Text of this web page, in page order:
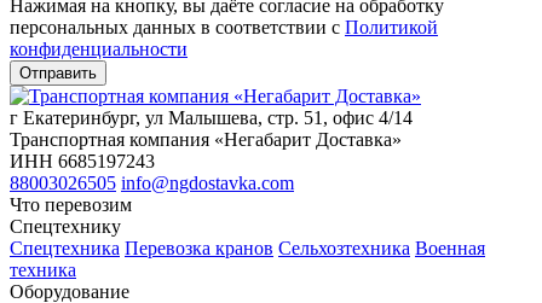
Нажимая на кнопку, вы даёте согласие на обработку
персональных данных в соответствии c Политикой
конфиденциальности
г Екатеринбург, ул Малышева, стр. 51, офис 4/14
Транспортная компания «Негабарит Доставка»
ИНН 6685197243
88003026505 info@ngdostavka.com
Что перевозим
Спецтехнику
Спецтехника Перевозка кранов Сельхозтехника Военная
техника
Оборудование